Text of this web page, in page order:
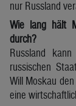
nur Russland
Wie lang hält
durch?
Russland
russischen
Will Moskau
eine